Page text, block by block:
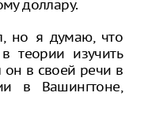
доллару.
но я думаю, что
теории изучить
он в своей речи в
в Вашингтоне,